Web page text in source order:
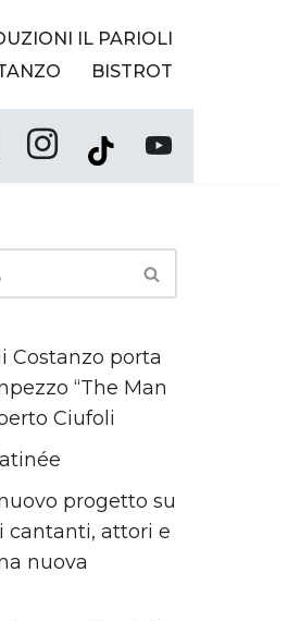
IL PARIOLI
BISTROT
Instagram
Tik
Tok
YouTube
Costanzo porta
“The Man
Ciufoli
progetto su
cantanti, attori e
nuova